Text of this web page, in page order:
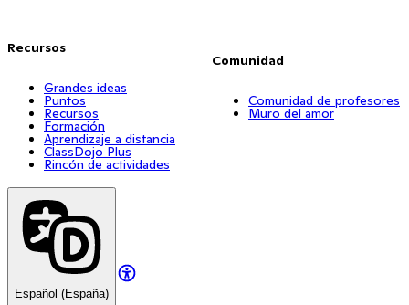
Recursos
Grandes ideas
Puntos
Recursos
Formación
Aprendizaje a distancia
ClassDojo Plus
Rincón de actividades
Comunidad
Comunidad de profesores
Muro del amor
Español (España)